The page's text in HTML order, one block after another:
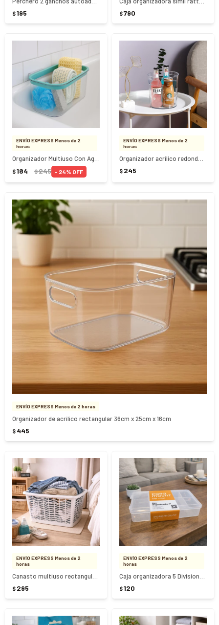
$195 $790
ENVÍO EXPRESS Menos de 2
horas
$184 $245 24
ENVÍO EXPRESS Menos de 2
horas
$ 245
ENVÍO EXPRESS Menos de 2 horas
Organizador de acrílico rectangular 36cm x 25cm x 16cm
$ 445
ENVÍO EXPRESS Menos de 2
horas
$ 295
ENVÍO EXPRESS Menos de 2
horas
$120